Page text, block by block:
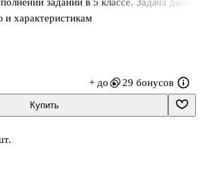
чтобы помочь младшим школьникам на
характеристикам
+ до 29 бонусов
Купить